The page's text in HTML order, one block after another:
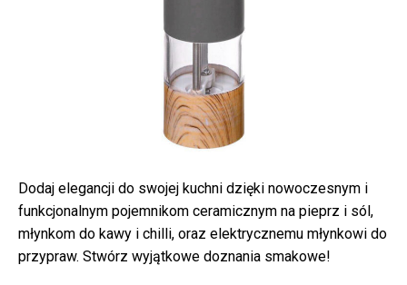
Dodaj elegancji do swojej kuchni dzięki nowoczesnym i
funkcjonalnym pojemnikom ceramicznym na pieprz i sól,
młynkom do kawy i chilli, oraz elektrycznemu młynkowi do
przypraw. Stwórz wyjątkowe doznania smakowe!